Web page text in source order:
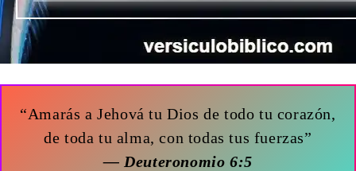
“Amarás a Jehová tu Dios de todo tu corazón,
de toda tu alma, con todas tus fuerzas”
— Deuteronomio 6:5